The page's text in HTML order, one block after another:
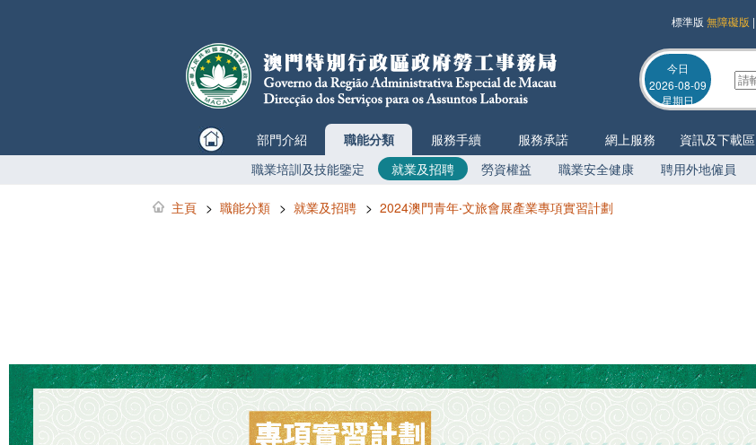
標準版 無障礙版 |
今日
2026-08-09
星期日
部門介紹
職能分類
職業培訓及技能鑒定
就業及招聘 勞資權益 職業安全健康 聘用外地僱員
服務手續 服務承諾 網上服務 資訊及下載區
主頁 > 職能分類 > 就業及招聘 > 2024澳門青年‧文旅會展產業專項實習計劃